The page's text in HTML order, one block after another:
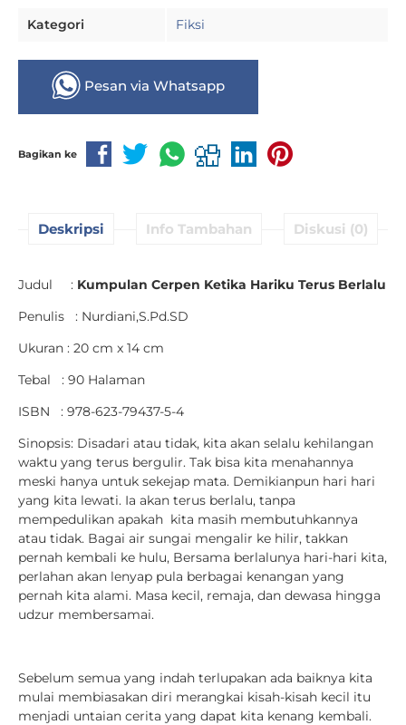
Kategori Fiksi
Pesan via Whatsapp
Bagikan ke
Deskripsi Info Tambahan Diskusi (0)
Judul : Kumpulan Cerpen Ketika Hariku Terus Berlalu
Penulis : Nurdiani,S.Pd.SD
Ukuran : 20 cm x 14 cm
Tebal : 90 Halaman
ISBN : 978-623-79437-5-4
Sinopsis: Disadari atau tidak, kita akan selalu kehilangan
waktu yang terus bergulir. Tak bisa kita menahannya
meski hanya untuk sekejap mata. Demikianpun hari hari
yang kita lewati. Ia akan terus berlalu, tanpa
mempedulikan apakah kita masih membutuhkannya
atau tidak. Bagai air sungai mengalir ke hilir, takkan
pernah kembali ke hulu, Bersama berlalunya hari-hari kita,
perlahan akan lenyap pula berbagai kenangan yang
pernah kita alami. Masa kecil, remaja, dan dewasa hingga
udzur membersamai.
Sebelum semua yang indah terlupakan ada baiknya kita
mulai membiasakan diri merangkai kisah-kisah kecil itu
menjadi untaian cerita yang dapat kita kenang kembali.